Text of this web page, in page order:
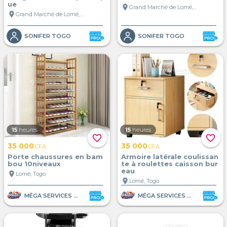
ue
location_on
Grand Marché de Lomé, Lomé, Togo
SONIFER TOGO
location_on
Grand Marché de Lomé, Lomé, Togo
SONIFER TOGO
favorite_border
15 heures
35 000CFA
Porte chaussures en bam
bou 10niveaux
location_on Lomé, Togo
MÉGA SERVICES ET VENTE
favorite_border
15 heures
35 000CFA
Armoire latérale coulissan
te à roulettes caisson bur
eau
location_on Lomé, Togo
MÉGA SERVICES ET VENTE